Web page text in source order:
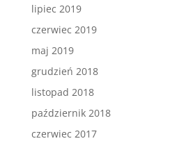
lipiec 2019
czerwiec 2019
maj 2019
grudzień 2018
listopad 2018
październik 2018
czerwiec 2017